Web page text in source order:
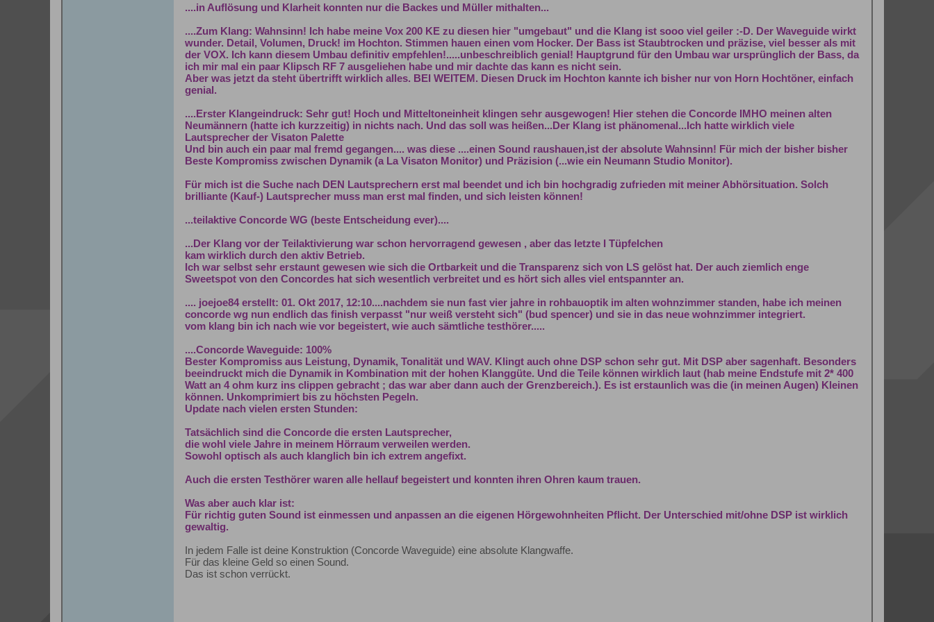
....in Auflösung und Klarheit konnten nur die Backes und Müller mithalten...
....Zum Klang: Wahnsinn! Ich habe meine Vox 200 KE zu diesen hier "umgebaut" und die Klang ist sooo viel geiler :-D. Der Waveguide wirkt
wunder. Detail, Volumen, Druck! im Hochton. Stimmen hauen einen vom Hocker. Der Bass ist Staubtrocken und präzise, viel besser als mit
der VOX. Ich kann diesem Umbau definitiv empfehlen!.....unbeschreiblich genial! Hauptgrund für den Umbau war ursprünglich der Bass, da
ich mir mal ein paar Klipsch RF 7 ausgeliehen habe und mir dachte das kann es nicht sein.
Aber was jetzt da steht übertrifft wirklich alles. BEI WEITEM. Diesen Druck im Hochton kannte ich bisher nur von Horn Hochtöner, einfach
genial.
....Erster Klangeindruck: Sehr gut! Hoch und Mitteltoneinheit klingen sehr ausgewogen! Hier stehen die Concorde IMHO meinen alten
Neumännern (hatte ich kurzzeitig) in nichts nach. Und das soll was heißen...Der Klang ist phänomenal...Ich hatte wirklich viele
Lautsprecher der Visaton Palette
Und bin auch ein paar mal fremd gegangen.... was diese ....einen Sound raushauen,ist der absolute Wahnsinn! Für mich der bisher bisher
Beste Kompromiss zwischen Dynamik (a La Visaton Monitor) und Präzision (...wie ein Neumann Studio Monitor).
Für mich ist die Suche nach DEN Lautsprechern erst mal beendet und ich bin hochgradig zufrieden mit meiner Abhörsituation. Solch
brilliante (Kauf-) Lautsprecher muss man erst mal finden, und sich leisten können!
...teilaktive Concorde WG (beste Entscheidung ever)....
...Der Klang vor der Teilaktivierung war schon hervorragend gewesen , aber das letzte I Tüpfelchen
kam wirklich durch den aktiv Betrieb.
Ich war selbst sehr erstaunt gewesen wie sich die Ortbarkeit und die Transparenz sich von LS gelöst hat. Der auch ziemlich enge
Sweetspot von den Concordes hat sich wesentlich verbreitet und es hört sich alles viel entspannter an.
.... joejoe84 erstellt: 01. Okt 2017, 12:10....nachdem sie nun fast vier jahre in rohbauoptik im alten wohnzimmer standen, habe ich meinen
concorde wg nun endlich das finish verpasst "nur weiß versteht sich" (bud spencer) und sie in das neue wohnzimmer integriert.
vom klang bin ich nach wie vor begeistert, wie auch sämtliche testhörer.....
....Concorde Waveguide: 100%
Bester Kompromiss aus Leistung, Dynamik, Tonalität und WAV. Klingt auch ohne DSP schon sehr gut. Mit DSP aber sagenhaft. Besonders
beeindruckt mich die Dynamik in Kombination mit der hohen Klanggüte. Und die Teile können wirklich laut (hab meine Endstufe mit 2* 400
Watt an 4 ohm kurz ins clippen gebracht ; das war aber dann auch der Grenzbereich.). Es ist erstaunlich was die (in meinen Augen) Kleinen
können. Unkomprimiert bis zu höchsten Pegeln.
Update nach vielen ersten Stunden:
Tatsächlich sind die Concorde die ersten Lautsprecher,
die wohl viele Jahre in meinem Hörraum verweilen werden.
Sowohl optisch als auch klanglich bin ich extrem angefixt.
Auch die ersten Testhörer waren alle hellauf begeistert und konnten ihren Ohren kaum trauen.
Was aber auch klar ist:
Für richtig guten Sound ist einmessen und anpassen an die eigenen Hörgewohnheiten Pflicht. Der Unterschied mit/ohne DSP ist wirklich
gewaltig.
In jedem Falle ist deine Konstruktion (Concorde Waveguide) eine absolute Klangwaffe.
Für das kleine Geld so einen Sound.
Das ist schon verrückt.